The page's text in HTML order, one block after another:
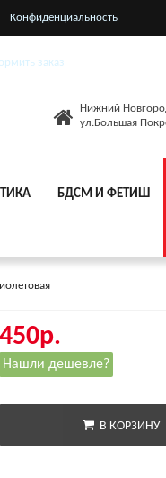
Конфиденциальность
заказ
Нижний
ул.Большая
БДСМ И ФЕТИШ
450р.
Нашли дешевле?
В КОРЗИНУ